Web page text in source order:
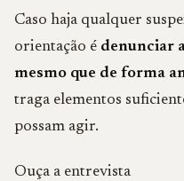
Caso haja qualquer
orientação é denunciar
mesmo que de forma
traga elementos
possam agir.
Ouça a entrevista